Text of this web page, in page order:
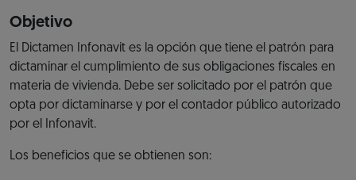
Objetivo
El Dictamen Infonavit es la opción que tiene el patrón para
dictaminar el cumplimiento de sus obligaciones fiscales en
materia de vivienda. Debe ser solicitado por el patrón que
opta por dictaminarse y por el contador público autorizado
por el Infonavit.
Los beneficios que se obtienen son: